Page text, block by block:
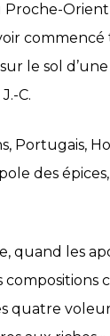
Proche-
commencé
le sol
C.
Portugais,
des
quand les
quatre